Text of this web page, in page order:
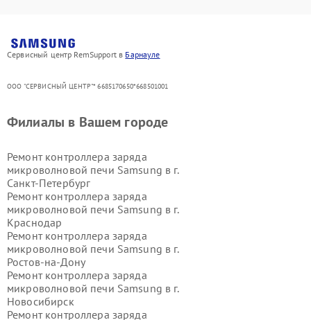
Сервисный центр RemSupport в Барнауле
ООО "СЕРВИСНЫЙ ЦЕНТР"* 6685170650*668501001
Филиалы в Вашем городе
Ремонт контроллера заряда
микроволновой печи Samsung в г.
Санкт-Петербург
Ремонт контроллера заряда
микроволновой печи Samsung в г.
Краснодар
Ремонт контроллера заряда
микроволновой печи Samsung в г.
Ростов-на-Дону
Ремонт контроллера заряда
микроволновой печи Samsung в г.
Новосибирск
Ремонт контроллера заряда